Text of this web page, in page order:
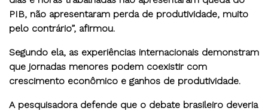
PIB, não apresentaram perda de produtividade, muito
pelo contrário”, afirmou.
Segundo ela, as experiências internacionais demonstram
que jornadas menores podem coexistir com
crescimento econômico e ganhos de produtividade.
A pesquisadora defende que o debate brasileiro deveria